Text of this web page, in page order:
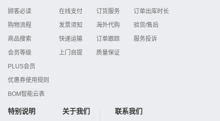
顾客必读
购物流程
商品搜索
会员等级
PLUS会员
优惠券使用规则
BOM智能云表
在线支付
发票须知
快递运输
上门自提
订货服务
海外代购
订单跟踪
质量保证
订单出库时长
验货/售后
服务投诉
特别说明 关于我们 联系我们